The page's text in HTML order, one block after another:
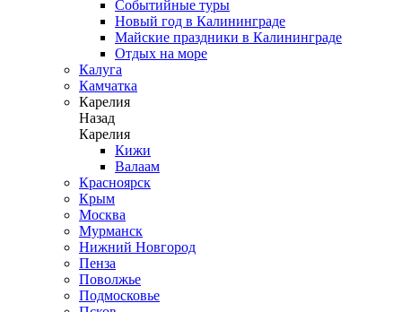
Событийные туры
Новый год в Калининграде
Майские праздники в Калининграде
Отдых на море
Калуга
Камчатка
Карелия
Назад
Карелия
Кижи
Валаам
Красноярск
Крым
Москва
Мурманск
Нижний Новгород
Пенза
Поволжье
Подмосковье